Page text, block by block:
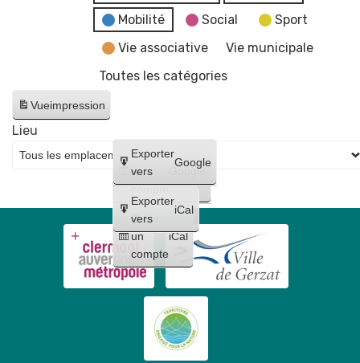
Mobilité
Social
Sport
Vie associative
Vie municipale
Toutes les catégories
Vueimpression
Créer
un
compte
Google
Créer
un
compte
iCal
Exporter
vers
Google
Exporter
vers
iCal
Lieu